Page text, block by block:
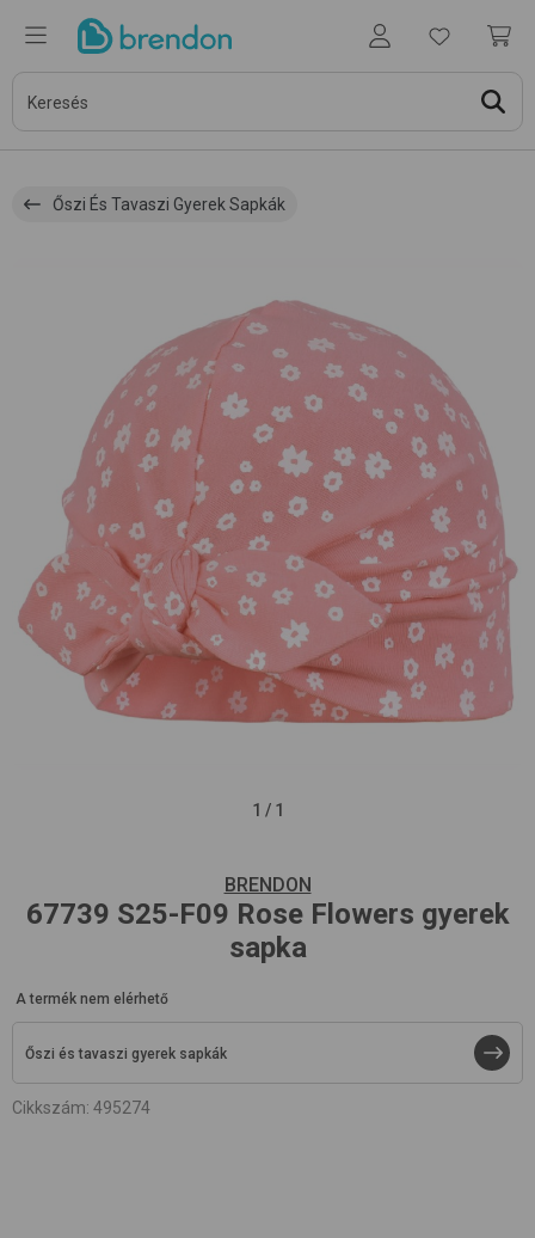
Őszi És Tavaszi Gyerek Sapkák
1 / 1
BRENDON
67739 S25-F09 Rose Flowers gyerek
sapka
A termék nem elérhető
Őszi és tavaszi gyerek sapkák
Cikkszám: 495274